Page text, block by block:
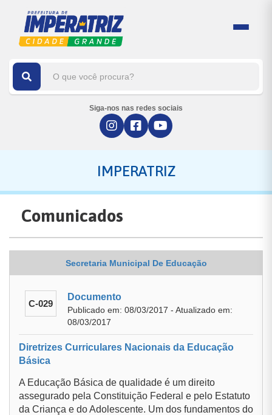
Siga-nos nas redes sociais
IMPERATRIZ
Comunicados
Secretaria Municipal De Educação
C-029
Documento
Publicado em: 08/03/2017 - Atualizado em:
08/03/2017
Diretrizes Curriculares Nacionais da Educação
Básica
A Educação Básica de qualidade é um direito
assegurado pela Constituição Federal e pelo Estatuto
da Criança e do Adolescente. Um dos fundamentos do